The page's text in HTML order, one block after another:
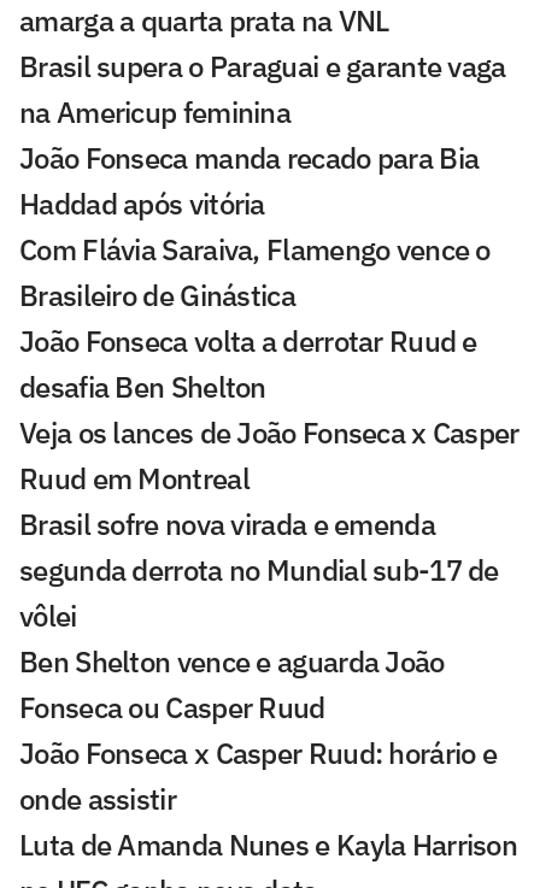
amarga a quarta prata na VNL
Brasil supera o Paraguai e garante vaga
na Americup feminina
João Fonseca manda recado para Bia
Haddad após vitória
Com Flávia Saraiva, Flamengo vence o
Brasileiro de Ginástica
João Fonseca volta a derrotar Ruud e
desafia Ben Shelton
Veja os lances de João Fonseca x Casper
Ruud em Montreal
Brasil sofre nova virada e emenda
segunda derrota no Mundial sub-17 de
vôlei
Ben Shelton vence e aguarda João
Fonseca ou Casper Ruud
João Fonseca x Casper Ruud: horário e
onde assistir
Luta de Amanda Nunes e Kayla Harrison